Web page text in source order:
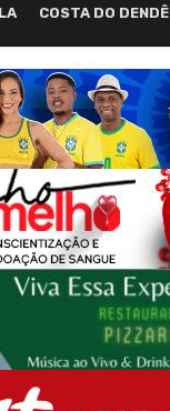
COSTA DO DENDÊ